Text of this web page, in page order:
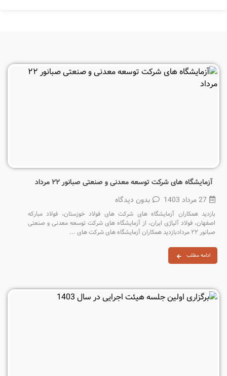
آزمایشگاه های شرکت توسعه معدنی و صنعتی صبانور ۲۲ مرداد
27 مرداد 1403
بدون دیدگاه
بازدید همکاران آزمایشگاه های شرکت های فولاد خوزستان، فولاد مبارکه
اصفهان، فولاد آلیاژی ایران، از آزمایشگاه های شرکت توسعه معدنی و صنعتی
صبانور ۲۲ مردادبازدید همکاران آزمایشگاه های شرکت های ...
ادامه مطلب